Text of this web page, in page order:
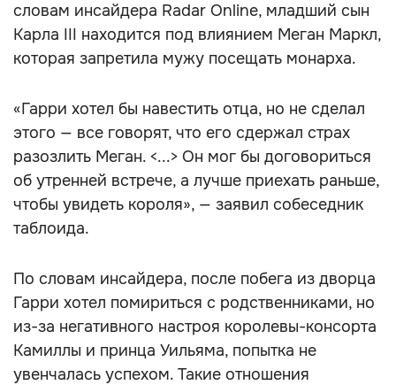
словам инсайдера Radar Online, младший сын
Карла III находится под влиянием Меган Маркл,
которая запретила мужу посещать монарха.
«Гарри хотел бы навестить отца, но не сделал
этого — все говорят, что его сдержал страх
разозлить Меган. <...> Он мог бы договориться
об утренней встрече, а лучше приехать раньше,
чтобы увидеть короля», — заявил собеседник
таблоида.
По словам инсайдера, после побега из дворца
Гарри хотел помириться с родственниками, но
из-за негативного настроя королевы-консорта
Камиллы и принца Уильяма, попытка не
увенчалась успехом. Такие отношения